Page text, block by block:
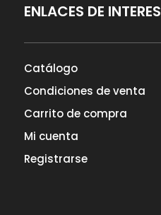
ENLACES DE INTERES
Catálogo
Condiciones de venta
Carrito de compra
Mi cuenta
Registrarse